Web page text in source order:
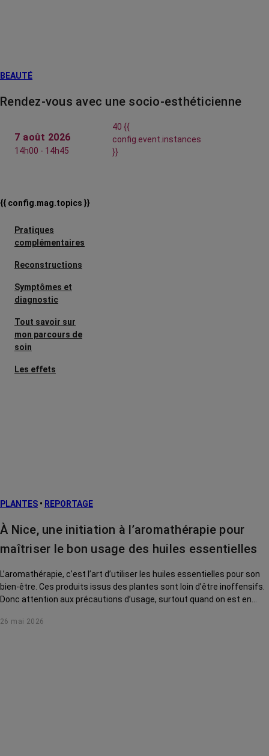
BEAUTÉ
Rendez-vous avec une socio-esthéticienne
7 août 2026
14h00 - 14h45
40 {{
config.event.instances
}}
{{ config.mag.topics }}
Pratiques
complémentaires
Reconstructions
Symptômes et
diagnostic
Tout savoir sur
mon parcours de
soin
Les effets
Traitements
La vie autour
PLANTES • REPORTAGE
À Nice, une initiation à l’aromathérapie pour
maîtriser le bon usage des huiles essentielles
L’aromathérapie, c’est l’art d’utiliser les huiles essentielles pour son
bien-être. Ces produits issus des plantes sont loin d’être inoffensifs.
Donc attention aux précautions d’usage, surtout quand on est en
auprès d’une experte.
26 mai 2026